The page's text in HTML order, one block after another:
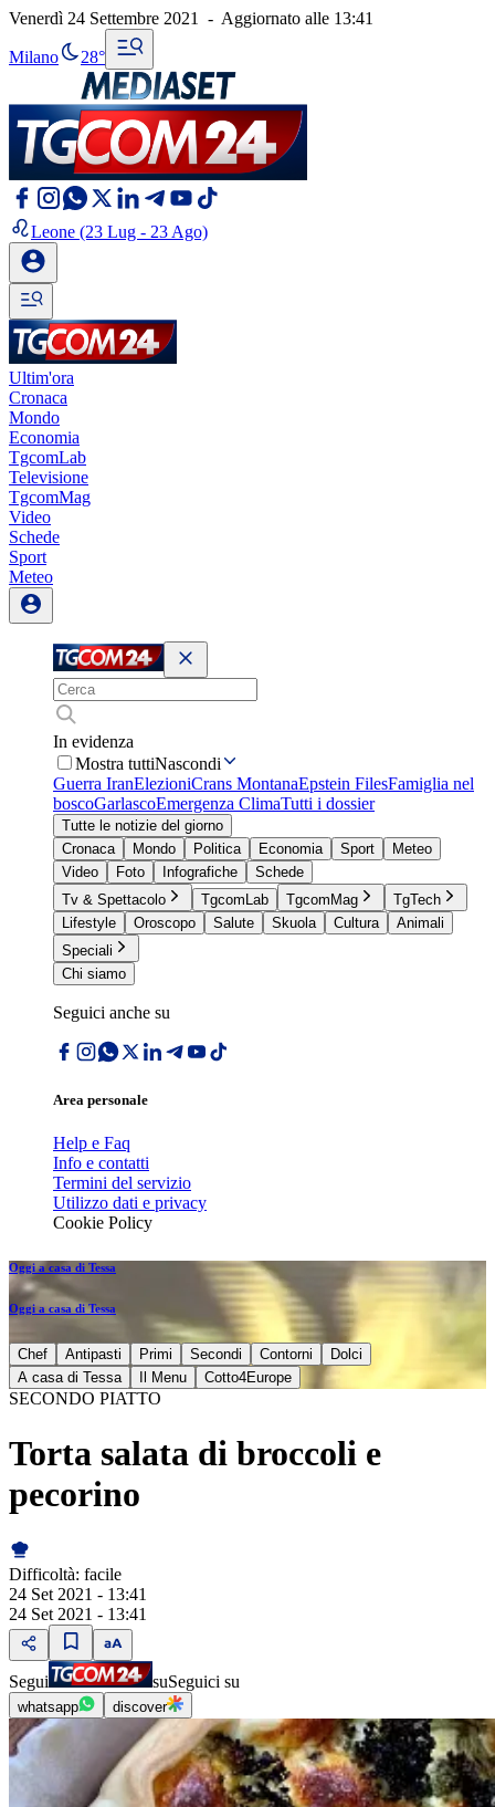
Venerdì 24 Settembre 2021 - Aggiornato alle 13:41
Milano 28°
Leone (23 Lug - 23 Ago)
Ultim'ora
Cronaca
Mondo
Economia
TgcomLab
Televisione
TgcomMag
Video
Schede
Sport
Meteo
In evidenza
Mostra tuttiNascondi
Guerra IranElezioniCrans MontanaEpstein FilesFamiglia nel
boscoGarlascoEmergenza ClimaTutti i dossier
Tutte le notizie del giorno
Cronaca
Mondo Politica Economia Sport
Meteo
Video
Foto Infografiche
Schede
Tv & Spettacolo
TgcomLab TgcomMag
TgTech
Lifestyle
Oroscopo Salute Skuola Cultura
Animali
Speciali
Chi siamo
Seguici anche su
Area personale
Help e Faq
Info e contatti
Termini del servizio
Utilizzo dati e privacy
Cookie Policy
Oggi a casa di Tessa
Oggi a casa di Tessa
Chef Antipasti Primi Secondi Contorni
Dolci
A casa di Tessa
Il Menu Cotto4Europe
SECONDO PIATTO
Torta salata di broccoli e
pecorino
Difficoltà: facile
24 Set 2021 - 13:41
24 Set 2021 - 13:41
Segui suSeguici su
whatsapp discover